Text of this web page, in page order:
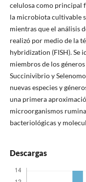
celulosa como principal
la microbiota cultivable
mientras que el análisis
realizó por medio de la
hybridization (FISH). Se
miembros de los
Succinivibrio y
nuevas especies y
una primera
microorganismos
bacteriológicas y
Descargas